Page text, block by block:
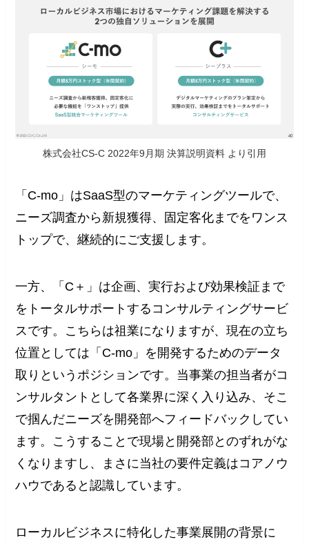
株式会社CS-C 2022年9月期 決算説明資料 より引用
「C-mo」はSaaS型のマーケティングツールで、
ニーズ調査から新規獲得、固定客化までをワンス
トップで、継続的にご支援します。
一方、「C＋」は企画、実行および効果検証まで
をトータルサポートするコンサルティングサービ
スです。こちらは祖業になりますが、現在の立ち
位置としては「C-mo」を開発するためのデータ
取りというポジションです。当事業の担当者がコ
ンサルタントとして各業界に深く入り込み、そこ
で掴んだニーズを開発部へフィードバックしてい
ます。こうすることで現場と開発部とのずれがな
くなりますし、まさに当社の要件定義はコアノウ
ハウであると認識しています。
ローカルビジネスに特化した事業展開の背景に